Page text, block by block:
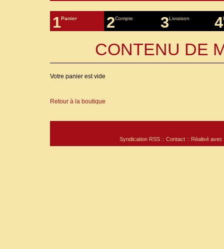
1Panier 2Compte 3Livraison 4
CONTENU DE
Votre panier est vide
Retour à la boutique
Syndication RSS :: Contact :: Réalisé avec